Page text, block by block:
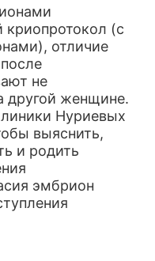
криопротокол (с
отличие
не
другой женщине.
Нуриевых
выяснить,
и родить
эмбрион